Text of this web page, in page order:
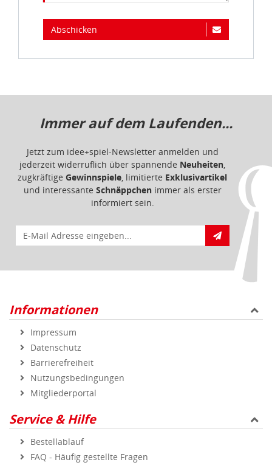
Abschicken
Immer auf dem Laufenden...
Jetzt zum idee+spiel-Newsletter anmelden und
jederzeit widerruflich über spannende Neuheiten,
zugkräftige Gewinnspiele, limitierte Exklusivartikel
und interessante Schnäppchenimmer als erster
informiert sein.
E-Mail für Newsletteranmeldung
Informationen
Impressum
Datenschutz
Barrierefreiheit
Nutzungsbedingungen
Mitgliederportal
Service & Hilfe
Bestellablauf
FAQ - Häufig gestellte Fragen